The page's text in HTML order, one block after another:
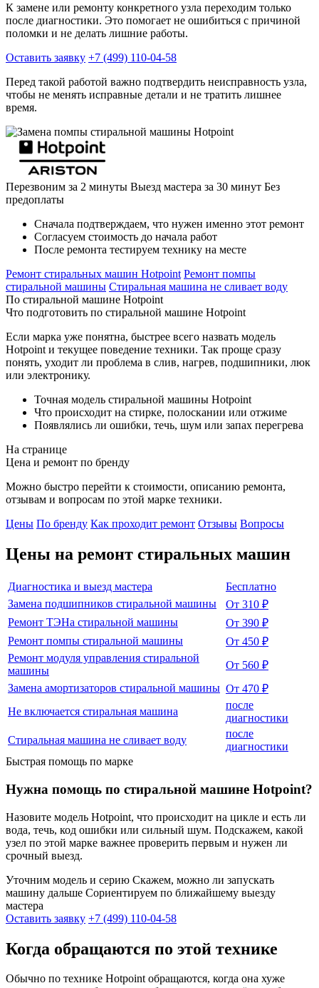
К замене или ремонту конкретного узла переходим только
после диагностики. Это помогает не ошибиться с причиной
поломки и не делать лишние работы.
Оставить заявку +7 (499) 110-04-58
Перед такой работой важно подтвердить неисправность узла,
чтобы не менять исправные детали и не тратить лишнее
время.
Перезвоним за 2 минуты Выезд мастера за 30 минут Без
предоплаты
Сначала подтверждаем, что нужен именно этот ремонт
Согласуем стоимость до начала работ
После ремонта тестируем технику на месте
Ремонт стиральных машин Hotpoint Ремонт помпы
стиральной машины Стиральная машина не сливает воду
По стиральной машине Hotpoint
Что подготовить по стиральной машине Hotpoint
Если марка уже понятна, быстрее всего назвать модель
Hotpoint и текущее поведение техники. Так проще сразу
понять, уходит ли проблема в слив, нагрев, подшипники, люк
или электронику.
Точная модель стиральной машины Hotpoint
Что происходит на стирке, полоскании или отжиме
Появлялись ли ошибки, течь, шум или запах перегрева
На странице
Цена и ремонт по бренду
Можно быстро перейти к стоимости, описанию ремонта,
отзывам и вопросам по этой марке техники.
Цены По бренду Как проходит ремонт Отзывы Вопросы
Цены на ремонт стиральных машин
Диагностика и выезд мастера
Бесплатно
Замена подшипников стиральной машины
От 310 ₽
Ремонт ТЭНа стиральной машины
От 390 ₽
Ремонт помпы стиральной машины
От 450 ₽
Ремонт модуля управления стиральной
машины
От 560 ₽
Замена амортизаторов стиральной машины От 470 ₽
Не включается стиральная машина
после
диагностики
Стиральная машина не сливает воду
после
диагностики
Быстрая помощь по марке
Нужна помощь по стиральной машине Hotpoint?
Назовите модель Hotpoint, что происходит на цикле и есть ли
вода, течь, код ошибки или сильный шум. Подскажем, какой
узел по этой марке важнее проверить первым и нужен ли
срочный выезд.
Уточним модель и серию Скажем, можно ли запускать
машину дальше Сориентируем по ближайшему выезду
мастера
Оставить заявку +7 (499) 110-04-58
Когда обращаются по этой технике
Обычно по технике Hotpoint обращаются, когда она хуже